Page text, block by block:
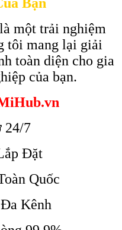
một trải nghiệm
tôi mang lại giải
toàn diện cho gia
của bạn.
24/7
Đặt
Quốc
Kênh